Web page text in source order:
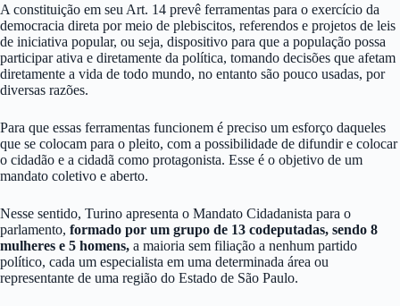
A constituição em seu Art. 14 prevê ferramentas para o exercício da
democracia direta por meio de plebiscitos, referendos e projetos de leis
de iniciativa popular, ou seja, dispositivo para que a população possa
participar ativa e diretamente da política, tomando decisões que afetam
diretamente a vida de todo mundo, no entanto são pouco usadas, por
diversas razões.
Para que essas ferramentas funcionem é preciso um esforço daqueles
que se colocam para o pleito, com a possibilidade de difundir e colocar
o cidadão e a cidadã como protagonista. Esse é o objetivo de um
mandato coletivo e aberto.
Nesse sentido, Turino apresenta o Mandato Cidadanista para o
parlamento, formado por um grupo de 13 codeputadas, sendo 8
mulheres e 5 homens, a maioria sem filiação a nenhum partido
político, cada um especialista em uma determinada área ou
representante de uma região do Estado de São Paulo.